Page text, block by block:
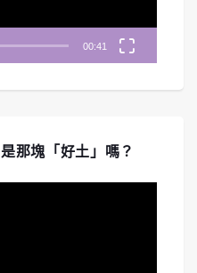
00:41
那塊「好土」嗎？